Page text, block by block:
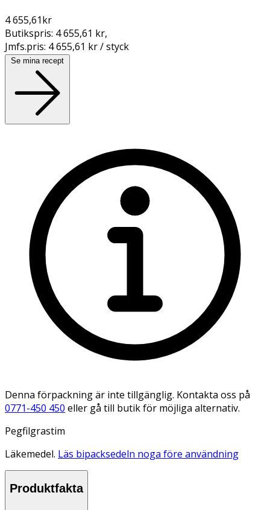
4 655,61kr
Butikspris: 4 655,61 kr,
Jmfs.pris: 4 655,61 kr / styck
Se mina recept
Denna förpackning är inte tillgänglig. Kontakta oss på
0771-450 450 eller gå till butik för möjliga alternativ.
Pegfilgrastim
Läkemedel. Läs bipacksedeln noga före användning
Produktfakta